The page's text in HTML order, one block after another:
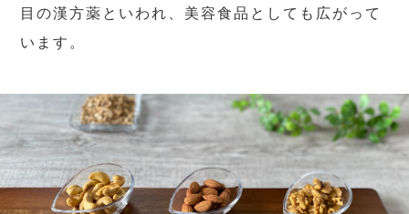
目の漢方薬といわれ、美容食品としても広がって
います。